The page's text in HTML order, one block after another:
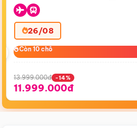
26/08
Còn 10 chỗ
Còn 10 chỗ
13.999.000đ -14%
11.999.000đ